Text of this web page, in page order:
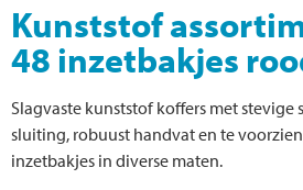
Kunststof
48 inzetbakjes
Slagvaste kunststof koffers met stevige
sluiting, robuust handvat en te
inzetbakjes in diverse maten.